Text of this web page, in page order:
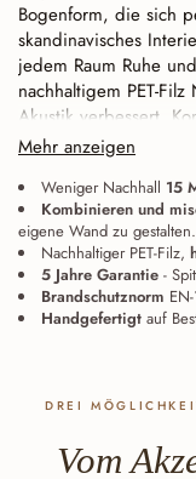
Mehr anzeigen
Bogenform, die sich
skandinavisches
jedem Raum Ruhe
nachhaltigem PET-
Akustik verbessert.
Maya, um eine
Durchgehend
verbindbar.Jede
Dadurch schließen
gerade verlegt oder
einzelnen Akzent zu
zusammen. Auch die
Weniger Nachhall 15
Kombinieren und
eigene Wand zu gestalten.
Nachhaltiger PET-Filz,
5 Jahre Garantie -
Brandschutznorm
Handgefertigt auf
DREI
Vom